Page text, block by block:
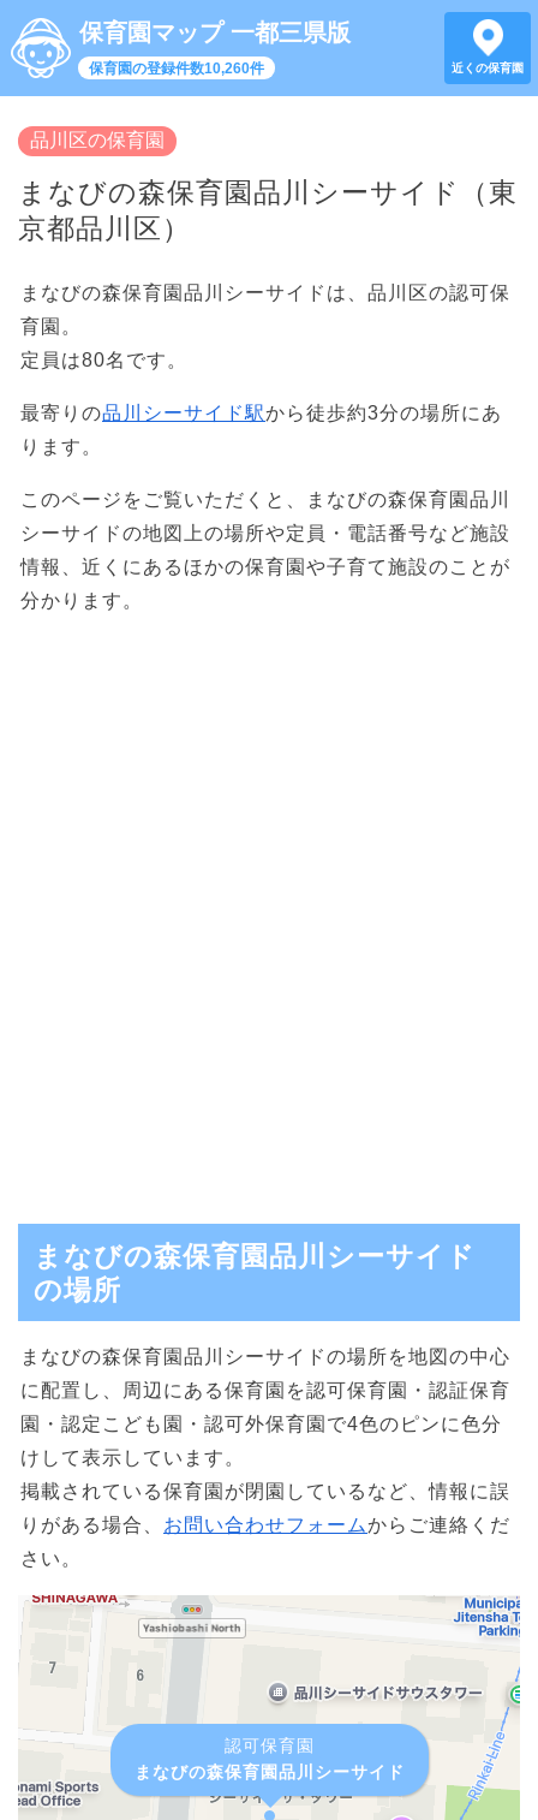
保育園マップ 一都三県版
保育園の登録件数10,260件 近くの保育園
品川区の保育園
まなびの森保育園品川シーサイド（東
京都品川区）
まなびの森保育園品川シーサイドは、品川区の認可保
育園。
定員は80名です。
最寄りの品川シーサイド駅から徒歩約3分の場所にあ
ります。
このページをご覧いただくと、まなびの森保育園品川
シーサイドの地図上の場所や定員・電話番号など施設
情報、近くにあるほかの保育園や子育て施設のことが
分かります。
まなびの森保育園品川シーサイド
の場所
まなびの森保育園品川シーサイドの場所を地図の中心
に配置し、周辺にある保育園を認可保育園・認証保育
園・認定こども園・認可外保育園で4色のピンに色分
けして表示しています。
掲載されている保育園が閉園しているなど、情報に誤
りがある場合、 お問い合わせフォームからご連絡くだ
さい。
認可保育園
まなびの森保育園品川シーサイド